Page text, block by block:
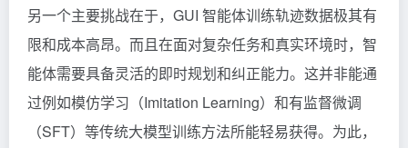
另一个主要挑战在于，GUI 智能体训练轨迹数据极其有
限和成本高昂。而且在面对复杂任务和真实环境时，智
能体需要具备灵活的即时规划和纠正能力。这并非能通
过例如模仿学习（Imitation Learning）和有监督微调
（SFT）等传统大模型训练方法所能轻易获得。为此，